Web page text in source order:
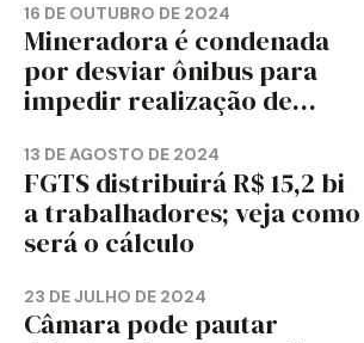
16 DE OUTUBRO DE 2024
Mineradora é condenada
por desviar ônibus para
impedir realização de
13 DE AGOSTO DE 2024
FGTS distribuirá R$ 15,2 bi
a trabalhadores; veja como
será o cálculo
23 DE JULHO DE 2024
Câmara pode pautar